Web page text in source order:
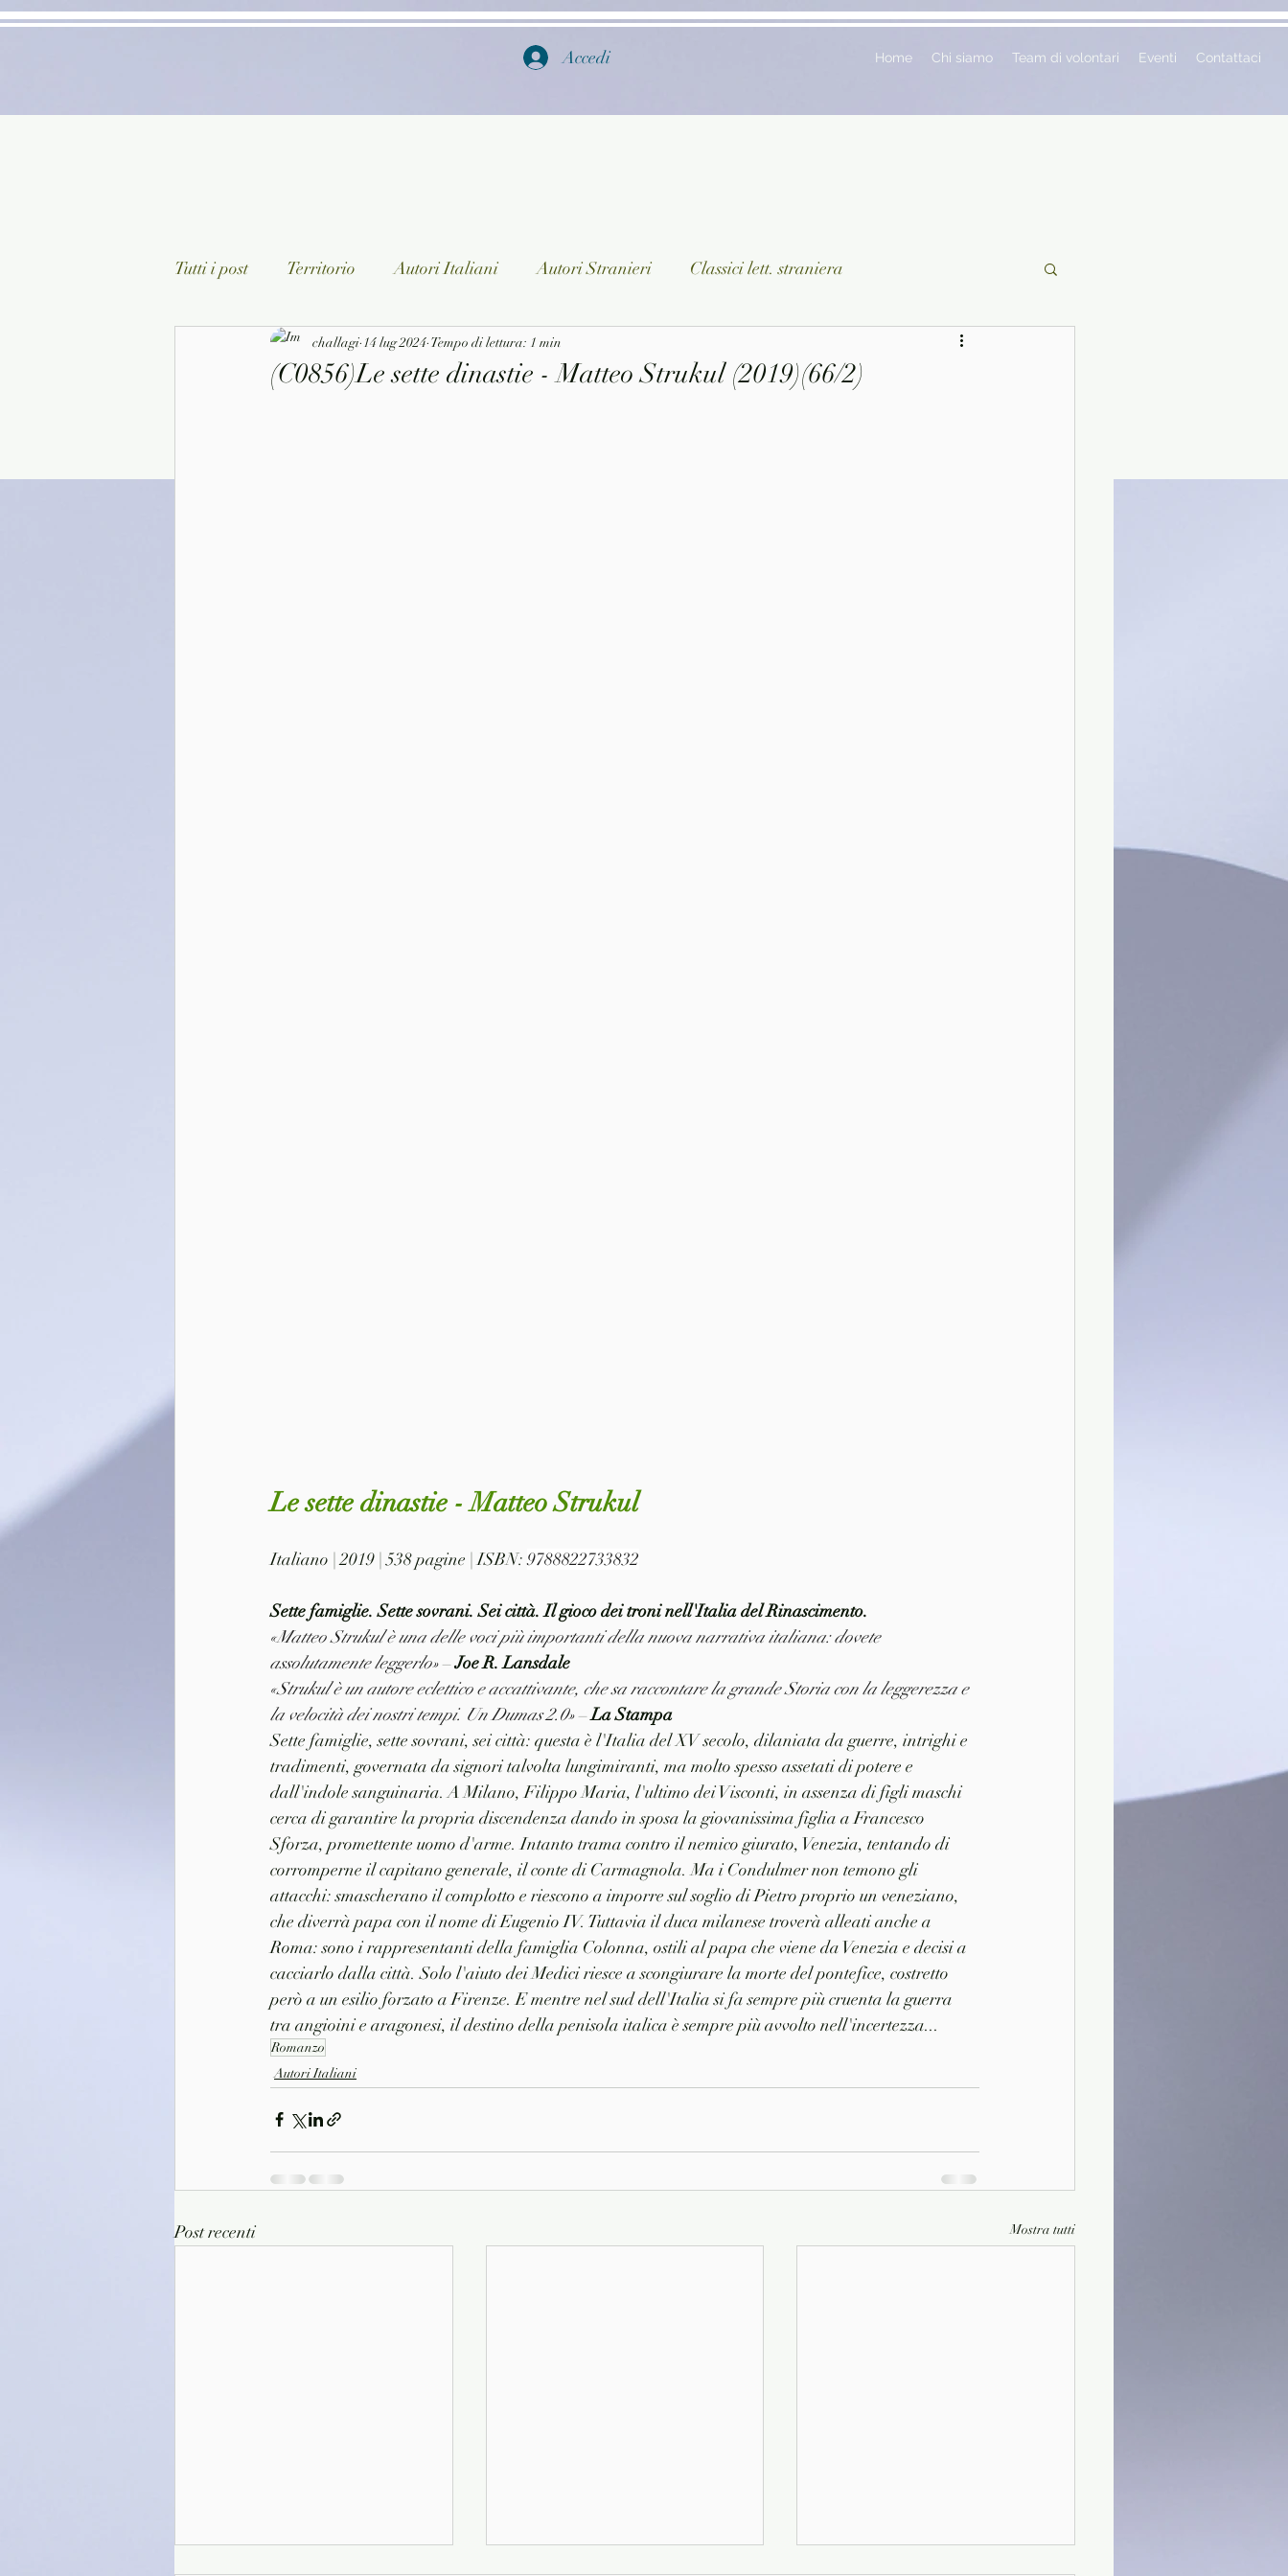
Accedi Home Chi siamo Team di volontari Eventi Contattaci
Tutti i post Territorio Autori Italiani Autori Stranieri Classici lett. straniera
Classici lett. italiana Saggistica Ragazzi
(C0856)Le sette dinastie - Matteo Strukul (2019)(66/2)
challagi 14 lug 2024 Tempo di lettura: 1 min
Le sette dinastie - Matteo Strukul
Italiano | 2019 | 538 pagine | ISBN: 9788822733832
Sette famiglie. Sette sovrani. Sei città. Il gioco dei troni nell'Italia del Rinascimento.
«Matteo Strukul è una delle voci più importanti della nuova narrativa italiana: dovete
assolutamente leggerlo» – Joe R. Lansdale
«Strukul è un autore eclettico e accattivante, che sa raccontare la grande Storia con la leggerezza e
la velocità dei nostri tempi. Un Dumas 2.0» – La Stampa
Sette famiglie, sette sovrani, sei città: questa è l'Italia del XV secolo, dilaniata da guerre, intrighi e
tradimenti, governata da signori talvolta lungimiranti, ma molto spesso assetati di potere e
dall'indole sanguinaria. A Milano, Filippo Maria, l'ultimo dei Visconti, in assenza di figli maschi
cerca di garantire la propria discendenza dando in sposa la giovanissima figlia a Francesco
Sforza, promettente uomo d'arme. Intanto trama contro il nemico giurato, Venezia, tentando di
corromperne il capitano generale, il conte di Carmagnola. Ma i Condulmer non temono gli
attacchi: smascherano il complotto e riescono a imporre sul soglio di Pietro proprio un veneziano,
che diverrà papa con il nome di Eugenio IV. Tuttavia il duca milanese troverà alleati anche a
Roma: sono i rappresentanti della famiglia Colonna, ostili al papa che viene da Venezia e decisi a
cacciarlo dalla città. Solo l'aiuto dei Medici riesce a scongiurare la morte del pontefice, costretto
però a un esilio forzato a Firenze. E mentre nel sud dell'Italia si fa sempre più cruenta la guerra
tra angioini e aragonesi, il destino della penisola italica è sempre più avvolto nell'incertezza...
Romanzo
Autori Italiani
Post recenti Mostra tutti